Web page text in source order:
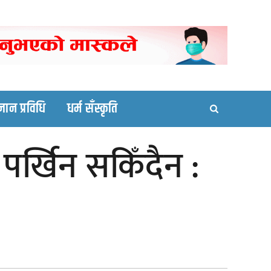
site
प्रविधि धर्म सँस्कृति
सकिँदैन :